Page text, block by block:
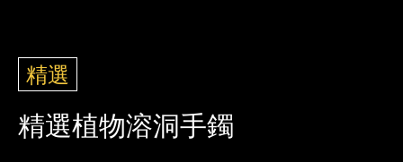
精選
精選植物溶洞手鐲